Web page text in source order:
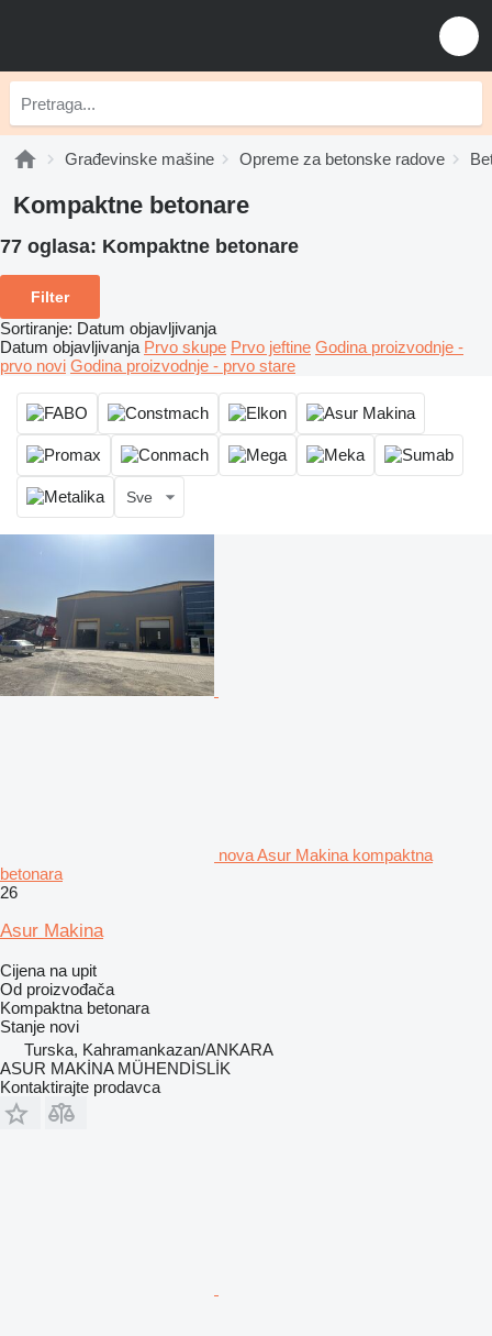
Građevinske mašine Opreme za betonske radove
Kompaktne betonare
77 oglasa: Kompaktne betonare
Filter
Sortiranje: Datum objavljivanja
Datum objavljivanja Prvo skupe Prvo jeftine Godina proizvodnje -
prvo novi Godina proizvodnje - prvo stare
Sve
nova Asur Makina kompaktna
betonara
26
Asur Makina
Cijena na upit
Od proizvođača
Kompaktna betonara
Stanje novi
Turska, Kahramankazan/ANKARA
ASUR MAKİNA MÜHENDİSLİK
Kontaktirajte prodavca